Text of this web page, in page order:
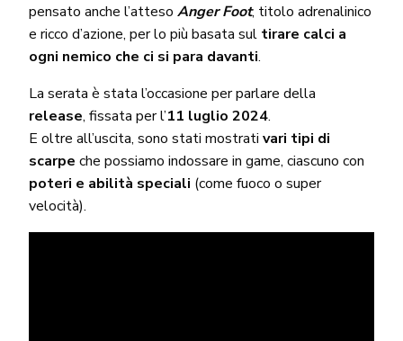
pensato anche l’attesoAnger Foot, titolo adrenalinico
e ricco d’azione, per lo più basata sul tirare calci a
ogni nemico che ci si para davanti.
La serata è stata l’occasione per parlare della
release, fissata per l’11 luglio 2024.
E oltre all’uscita, sono stati mostrativari tipi di
scarpe che possiamo indossare in game, ciascuno con
poteri e abilità speciali (come fuoco o super
velocità).